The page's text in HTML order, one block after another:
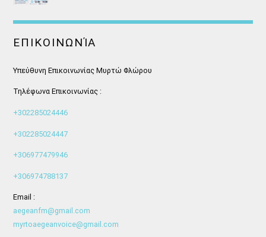
ΕΠΙΚΟΙΝΩΝΊΑ
Υπεύθυνη Επικοινωνίας Μυρτώ Φλώρου
Τηλέφωνα Επικοινωνίας :
+302285024446
+302285024447
+306977479946
+306974788137
Email :
aegeanfm@gmail.com
myrtoaegeanvoice@gmail.com